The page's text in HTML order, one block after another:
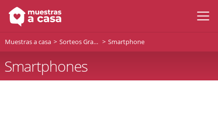
Muestras a casa Sorteos Gratis Smartphone
Smartphones